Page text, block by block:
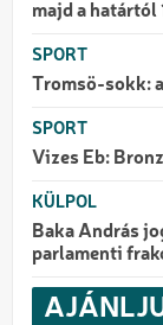
majd a határtól
SPORT
Tromsö-sokk:
SPORT
Vizes Eb:
KÜLPOL
Baka András
parlamenti